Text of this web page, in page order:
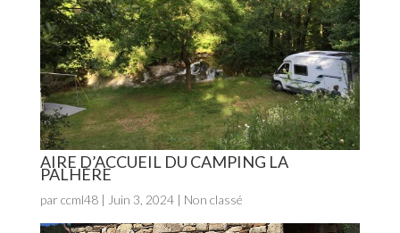
AIRE D’ACCUEIL DU CAMPING LA
PALHÈRE
par ccml48| Juin 3, 2024| Non classé